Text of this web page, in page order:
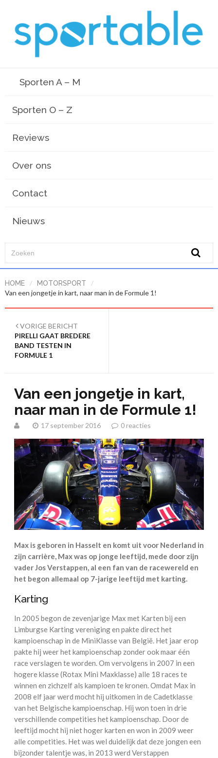
Sporten A – M
Sporten O – Z
Reviews
Over ons
Contact
Nieuws
HOME / MOTORSPORT
/
Van een jongetje in kart, naar man in de Formule 1!
VORIGE BERICHT
PIRELLI GAAT BREDERE
BAND TESTEN IN
FORMULE 1
Van een jongetje in kart,
naar man in de Formule 1!
17 september 2016 0 reacties
Max is geboren in Hasselt en komt uit voor Nederland in
zijn carrière, Max was op jonge leeftijd, mede door zijn
vader Jos Verstappen, al een fan van de racewereld en
het begon allemaal op 7-jarige leeftijd met karting.
Karting
In 2005 begon de zevenjarige Max met Karten bij een
Limburgse Karting vereniging en pakte direct het
kampioenschap in de MiniKlasse van België. Het jaar erop
pakte hij weer het kampioenschap zonder ook maar één
race verslagen te worden. Om vervolgens in 2007 in een
hogere klasse (Rotax Mini Maxklasse) alle 18 races te
winnen en zichzelf als kampioen te kronen. Omdat Max in
2008 elf jaar werd mocht hij uitkomen in de Cadetklasse
van het Belgische kampioenschap. Hij won toen in drie
verschillende competities het kampioenschap. Door de
leeftijd mocht hij niet hoger karten en won in 2009 weer
alle competities. Het was wel duidelijk dat deze jongen een
bijzonder talentje was, in 2013 werd Verstappen